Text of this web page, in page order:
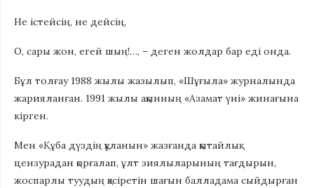
Не істейсің, не дейсің,
О, сары жон, егей шың!…, – деген жолдар бар еді онда.
Бұл толғау 1988 жылы жазылып, «Шұғыла» журналында
жарияланған. 1991 жылы ақынның «Азамат үні» жинағына
кірген.
Мен «Құба дүздің құланын» жазғанда қытайлық
цензурадан қорғалап, ұлт зиялыларының тағдырын,
жоспарлы туудың қасіретін шағын балладама сыйдырған